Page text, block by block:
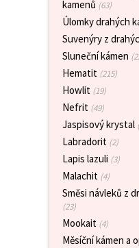
kamenů (63)
Úlomky drahých
Suvenýry z
Sluneční kámen
Hematit (215)
Howlit (19)
Nefrit (49)
Jaspisový krystal
Labradorit (2)
Lapis lazuli (3)
Malachit (4)
Směsi návleků z
(23)
Mookait (4)
Měsíční kámen a